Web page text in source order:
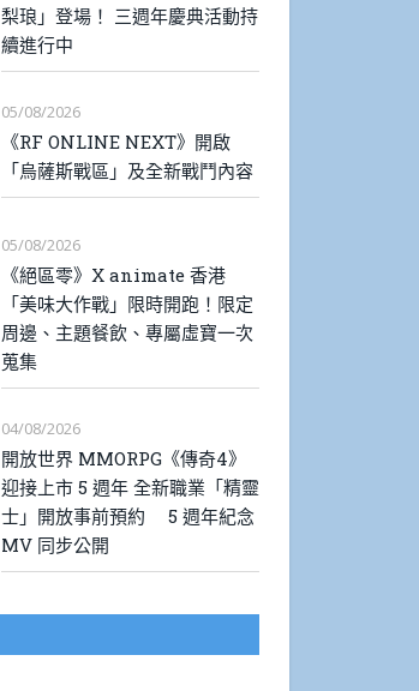
梨琅」登場！ 三週年慶典活動持
續進行中
05/08/2026
《RF ONLINE NEXT》開啟
「烏薩斯戰區」及全新戰鬥內容
05/08/2026
《絕區零》X animate 香港
「美味大作戰」限時開跑！限定
周邊、主題餐飲、專屬虛寶一次
蒐集
04/08/2026
開放世界 MMORPG《傳奇4》
迎接上市 5 週年 全新職業「精靈
士」開放事前預約 5 週年紀念
MV 同步公開